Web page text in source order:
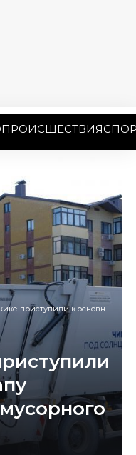
ПРОИСШЕСТВИЯ
к основному этапу рекультивации мусорного полигона